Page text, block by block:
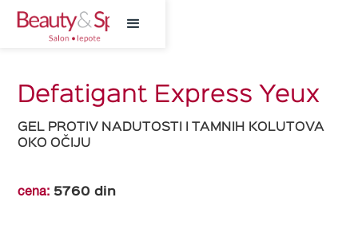
Defatigant Express Yeux
GEL PROTIV NADUTOSTI I TAMNIH KOLUTOVA
OKO OČIJU
cena: 5760 din